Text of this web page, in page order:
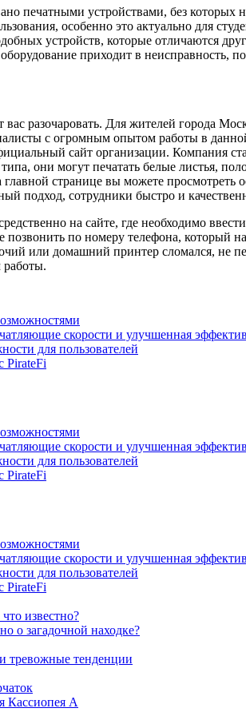
печатными устройствами, без которых
особенно это актуально для
устройств, которые отличаются
приходит в неисправность,
разочаровать. Для жителей города
с огромным опытом работы в
сайт организации. Компания
они могут печатать белые листья,
странице вы можете просмотреть
подход, сотрудники быстро и
на сайте, где необходимо
по номеру телефона, который
или домашний принтер сломался, не
работы.
скорости и улучшенная
для пользователей
PirateFi
скорости и улучшенная
для пользователей
PirateFi
скорости и улучшенная
для пользователей
PirateFi
известно?
о загадочной находке?
тревожные тенденции
Кассиопея А